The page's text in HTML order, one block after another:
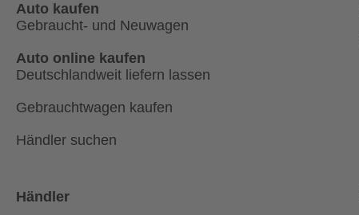
Auto kaufen
Gebraucht- und Neuwagen
Auto online kaufen
Deutschlandweit liefern lassen
Gebrauchtwagen kaufen
Händler suchen
Händler